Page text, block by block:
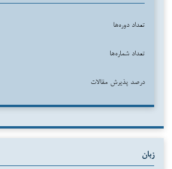
تعداد دوره‌ها
تعداد شماره‌ها
درصد پذیرش مقالات
زبان